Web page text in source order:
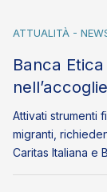
ATTUALITÀ -
Banca
Attivati strumenti
migranti,
Caritas Italiana e